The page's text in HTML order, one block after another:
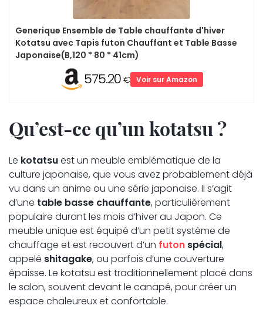
Generique Ensemble de Table chauffante d'hiver
Kotatsu avec Tapis futon Chauffant et Table Basse
Japonaise(B,120 * 80 * 41cm)
575.20€ Voir sur Amazon
Qu’est-ce qu’un kotatsu ?
Le kotatsuest un meuble emblématique de la
culture japonaise, que vous avez probablement déjà
vu dans un anime ou une série japonaise. Il s’agit
d’une table basse chauffante, particulièrement
populaire durant les mois d’hiver au Japon. Ce
meuble unique est équipé d’un petit système de
chauffage et est recouvert d’un futon spécial,
appelé shitagake, ou parfois d’une couverture
épaisse. Le kotatsu est traditionnellement placé dans
le salon, souvent devant le canapé, pour créer un
espace chaleureux et confortable.